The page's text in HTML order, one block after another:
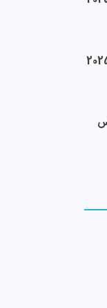
خرید کیا اسپورتیج 2025